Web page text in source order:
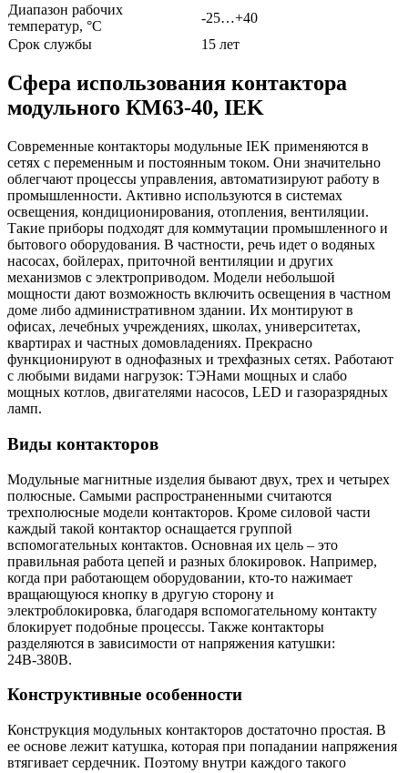
Диапазон рабочих
температур, °С
-25…+40
Срок службы
15 лет
Сфера использования контактора
модульного КМ63-40, IEK
Современные контакторы модульные IEK применяются в
сетях с переменным и постоянным током. Они значительно
облегчают процессы управления, автоматизируют работу в
промышленности. Активно используются в системах
освещения, кондиционирования, отопления, вентиляции.
Такие приборы подходят для коммутации промышленного и
бытового оборудования. В частности, речь идет о водяных
насосах, бойлерах, приточной вентиляции и других
механизмов с электроприводом. Модели небольшой
мощности дают возможность включить освещения в частном
доме либо административном здании. Их монтируют в
офисах, лечебных учреждениях, школах, университетах,
квартирах и частных домовладениях. Прекрасно
функционируют в однофазных и трехфазных сетях. Работают
с любыми видами нагрузок: ТЭНами мощных и слабо
мощных котлов, двигателями насосов, LED и газоразрядных
ламп.
Виды контакторов
Модульные магнитные изделия бывают двух, трех и четырех
полюсные. Самыми распространенными считаются
трехполюсные модели контакторов. Кроме силовой части
каждый такой контактор оснащается группой
вспомогательных контактов. Основная их цель – это
правильная работа цепей и разных блокировок. Например,
когда при работающем оборудовании, кто-то нажимает
вращающуюся кнопку в другую сторону и
электроблокировка, благодаря вспомогательному контакту
блокирует подобные процессы. Также контакторы
разделяются в зависимости от напряжения катушки:
24В-380В.
Конструктивные особенности
Конструкция модульных контакторов достаточно простая. В
ее основе лежит катушка, которая при попадании напряжения
втягивает сердечник. Поэтому внутри каждого такого